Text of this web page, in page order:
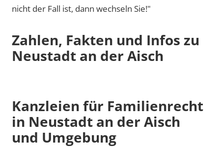
nicht der Fall ist, dann wechseln Sie!"
Zahlen, Fakten und Infos zu
Neustadt an der Aisch
Kanzleien für Familienrecht
in Neustadt an der Aisch
und Umgebung